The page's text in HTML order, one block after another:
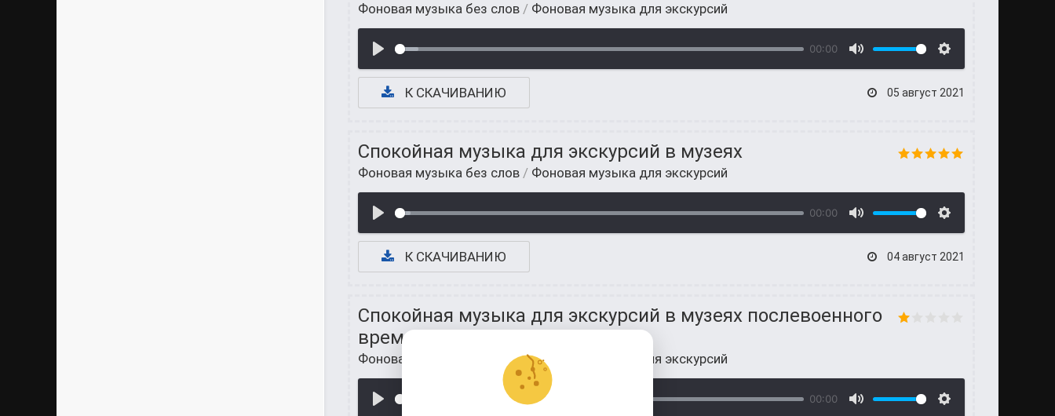
Фоновая музыка без слов / Фоновая музыка для экскурсий
00:00
К СКАЧИВАНИЮ 05 август 2021
Спокойная музыка для экскурсий в музеях
Фоновая музыка без слов / Фоновая музыка для экскурсий
00:00
К СКАЧИВАНИЮ 04 август 2021
Спокойная музыка для экскурсий в музеях послевоенного
времени
Фоновая музыка без слов/Фоновая музыка для экскурсий
00:00